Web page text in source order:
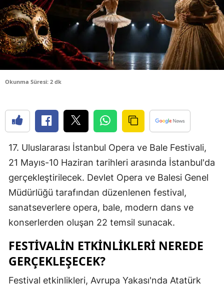
Burdur
Bursa
Çanakkale
Çankırı
Denizli
Diyarbakır
Edirne
Elazığ
Erzincan
Giresun
Okunma Süresi: 2 dk
17. Uluslararası İstanbul Opera ve Bale Festivali,
21 Mayıs-10 Haziran tarihleri arasında İstanbul'da
gerçekleştirilecek. Devlet Opera ve Balesi Genel
Müdürlüğü tarafından düzenlenen festival,
sanatseverlere opera, bale, modern dans ve
konserlerden oluşan 22 temsil sunacak.
FESTIVALIN ETKINLIKLERI NEREDE
GERÇEKLEŞECEK?
Festival etkinlikleri, Avrupa Yakası'nda Atatürk